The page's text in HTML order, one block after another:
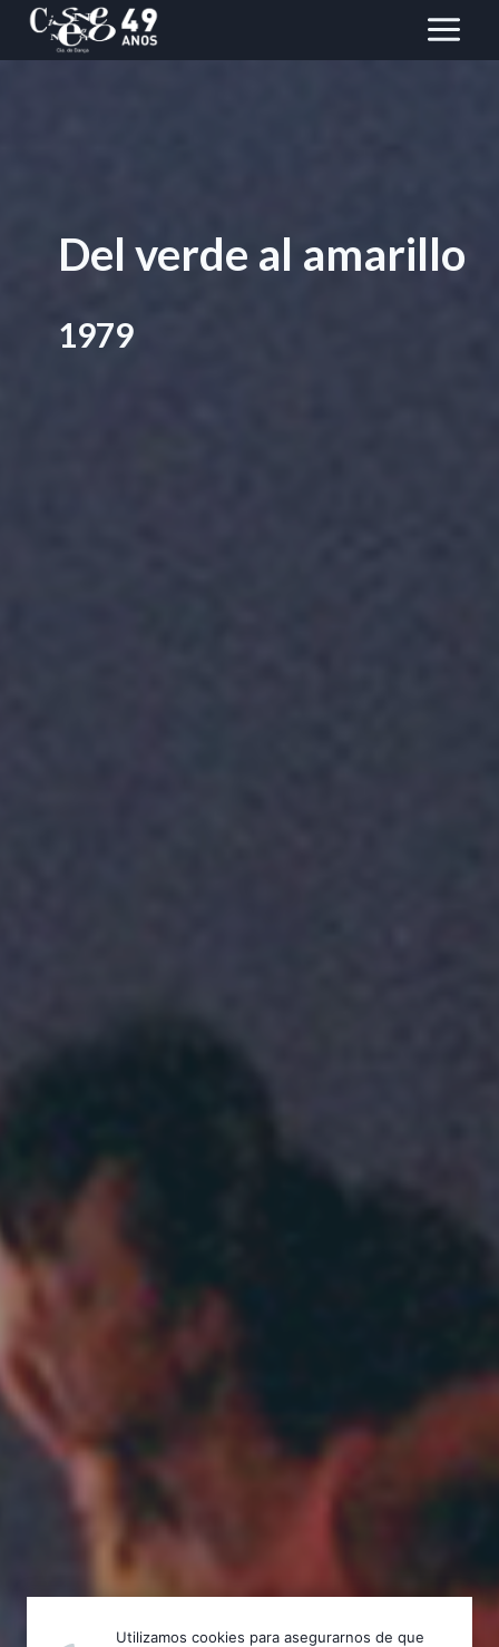
Saltar
Del verde al amarillo
1979
Utilizamos cookies para asegurarnos de que